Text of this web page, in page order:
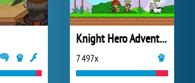
Knight Hero Adventure Idle RPG
7 497x